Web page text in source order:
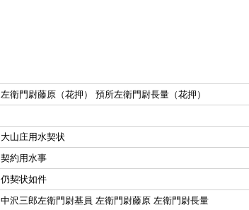
左衛門尉藤原（花押） 預所左衛門尉長量（花押）
大山庄用水契状
契約用水事
仍契状如件
中沢三郎左衛門尉基員 左衛門尉藤原 左衛門尉長量